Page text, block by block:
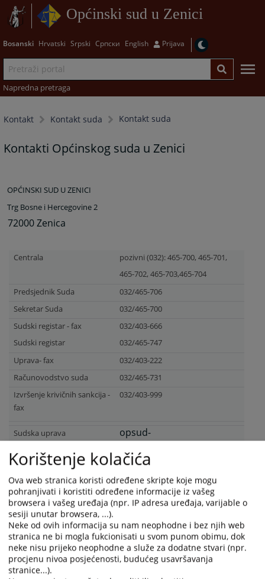
Općinski sud u Zenici
Bosanski Hrvatski Srpski Српски English Prijava
Napredna pretraga
Kontakt Kontakt suda Kontakt suda
Kontakti Općinskog suda u Zenici
OPĆINSKI SUD U ZENICI
Trg Bosne i Hercegovine 2
72000 Zenica
Centrala
pozivni (032): 465-700, 465-701,
465-702, 465-703,465-704
Predsjednik Suda
032/465-706
Sekretar Suda
032/465-700
Sudski registar - fax
Sudski registar
032/403-666
032/465-747
Uprava- fax
032/403-222
Računovodstvo suda
032/465-731
Izvršenje krivičnih sankcija -
fax
032/403-999
Sudska uprava
opsud-
zenica@pravosudje.ba
Sudski registar lejla.telalovic@pravosudje.ba
23832PREGLEDA
Korištenje kolačića
Ova web stranica koristi određene skripte koje mogu
pohranjivati i koristiti određene informacije iz vašeg
browsera i vašeg uređaja (npr. IP adresa uređaja, varijable o
sesiji unutar browsera, ...).
Neke od ovih informacija su nam neophodne i bez njih web
stranica ne bi mogla fukcionisati u svom punom obimu, dok
neke nisu prijeko neophodne a služe za dodatne stvari (npr.
procjenu nivoa posjećenosti, budućeg usavršavanja
stranice...).